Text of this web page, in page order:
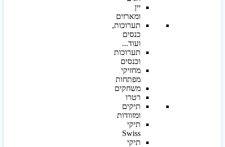
יין
ומארזים
תערוכות,
כנסים
ועוד...
תערוכות
וכנסים
מחזיקי
מפתחות
משחקים
רטרו
תיקים
ומזוודות
תיקי
Swiss
תיקי